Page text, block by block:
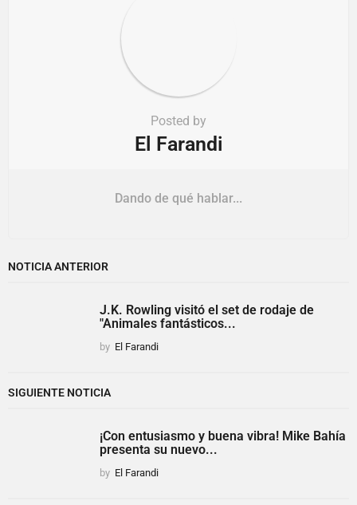
Posted by
El Farandi
Dando de qué hablar...
NOTICIA ANTERIOR
J.K. Rowling visitó el set de rodaje de
"Animales fantásticos...
by El Farandi
SIGUIENTE NOTICIA
¡Con entusiasmo y buena vibra! Mike Bahía
presenta su nuevo...
by El Farandi